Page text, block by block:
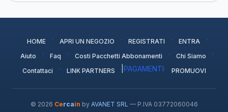
HOME · APRI UN NEGOZIO · REGISTRATI · ENTRA ·
Aiuto · Faq · Costi Pacchetti Abbonamenti · Chi Siamo ·
Contattaci · LINK PARTNERS PAGAMENTI· PROMUOVI
© 2026 Cercain by AVANET SRL — P.IVA 03772060046